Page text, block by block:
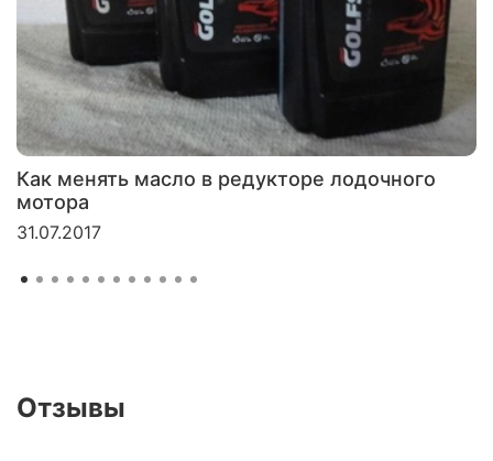
Как менять масло в редукторе лодочного
мотора
31.07.2017
Отзывы